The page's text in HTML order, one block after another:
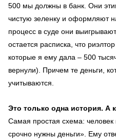
500 мы должны в банк. Они
чистую зеленку и оформляют
процесс в суде они
остается расписка, что
которые я ему дала – 500
вернули). Причем те деньги,
учитываются.
Это только одна история. А
Самая простая схема:
срочно нужны деньги». Ему